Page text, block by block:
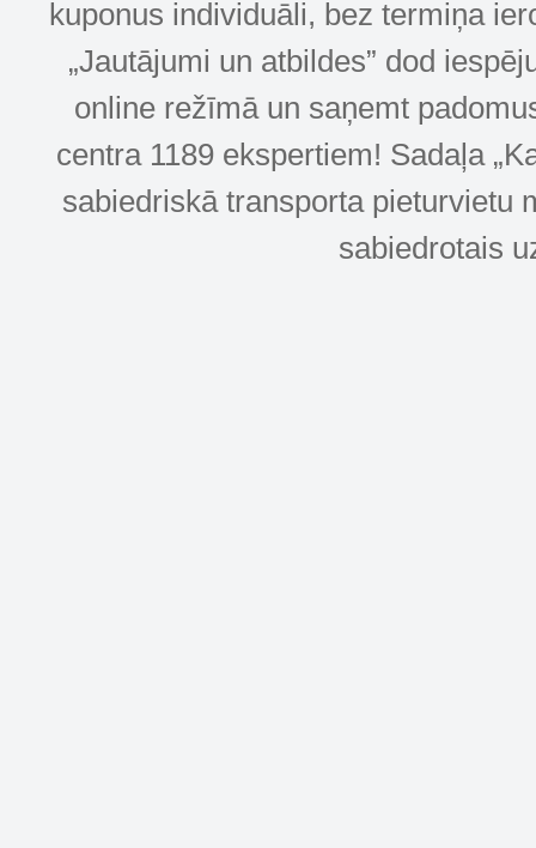
kuponus individuāli, bez termiņa
„Jautājumi un atbildes” dod
online režīmā un saņemt
centra 1189 ekspertiem! Sadaļa
sabiedriskā transporta pieturvietu
sabiedrotais